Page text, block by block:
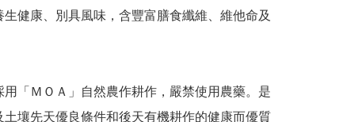
生健康、別具風味，含豐富膳食纖維、維他命及
用「ＭＯＡ」自然農作耕作，嚴禁使用農藥。是
土壤先天優良條件和後天有機耕作的健康而優質